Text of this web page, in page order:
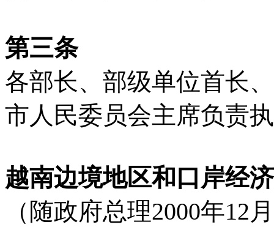
第三条
各部长、部级单位首长
市人民委员会主席负责
越南边境地区和口岸经
（随政府总理2000年12